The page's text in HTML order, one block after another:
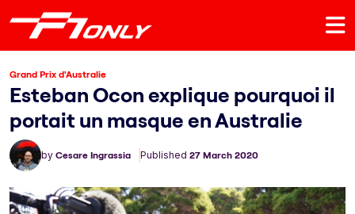
Grand Prix d'Australie
Esteban Ocon explique pourquoi il
portait un masque en Australie
by Cesare Ingrassia Published 27 March 2020